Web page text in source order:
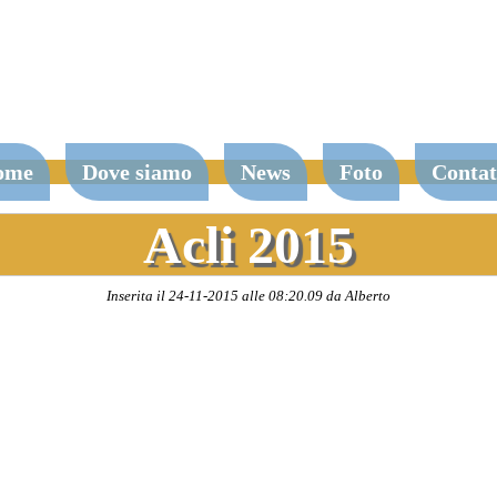
Dove siamo News Foto
Acli 2015
Inserita il 24-11-2015 alle 08:20.09 da Alberto